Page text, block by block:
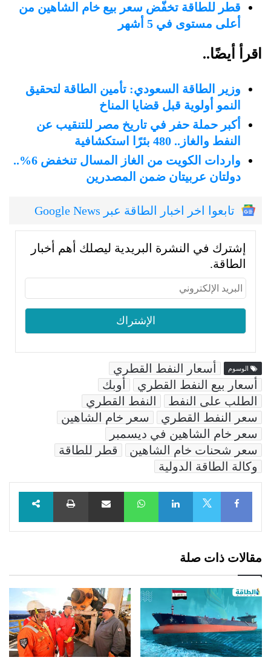
قطر للطاقة تخفّض سعر بيع خام الشاهين من
أعلى مستوى في 5 أشهر
اقرأ أيضًا..
وزير الطاقة السعودي: تأمين الطاقة لتحقيق
النمو أولوية قبل قضايا المناخ
أكبر حملة حفر في تاريخ مصر للتنقيب عن
النفط والغاز.. 480 بئرًا استكشافية
واردات الكويت من الغاز المسال تنخفض 6%..
دولتان عربيتان ضمن المصدرين
تابعوا اخر اخبار الطاقة عبر Google News
إشترك في النشرة البريدية ليصلك أهم أخبار
الطاقة.
الوسوم
أسعار النفط القطري
أسعار بيع النفط القطري
أوبك
الطلب على النفط
النفط القطري
سعر النفط القطري
سعر خام الشاهين
سعر خام الشاهين في ديسمبر
سعر شحنات خام الشاهين
قطر للطاقة
وكالة الطاقة الدولية
Facebook
LinkedIn
WhatsAppمشاركة عبر البريد طباعة
مقالات ذات صلة